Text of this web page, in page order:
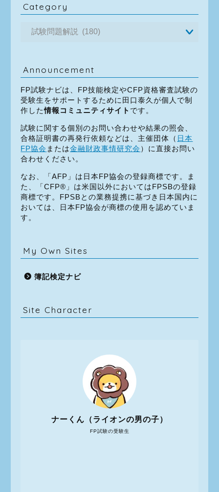
Category
Announcement
FP試験ナビは、FP技能検定やCFP資格審査試験の
受験生をサポートするために田口泰久が個人で制
作した情報コミュニティサイト です。
試験に関する個別のお問い合わせや結果の照会、
合格証明書の再発行依頼などは、主催団体（ 日本
FP協会 または金融財政事情研究会 ）に直接お問い
合わせください。
なお、「AFP」は日本FP協会の登録商標です。ま
た、「CFP®」は米国以外においてはFPSBの登録
商標です。FPSBとの業務提携に基づき日本国内に
おいては、日本FP協会が商標の使用を認めていま
す。
My Own Sites
簿記検定ナビ
Site Character
FP試験の受験生
ナーくん（ライオンの男の子）